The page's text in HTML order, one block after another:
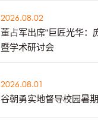
2026.08.02
董占军出席“巨匠光华：
暨学术研讨会
2026.08.01
谷朝勇实地督导校园暑